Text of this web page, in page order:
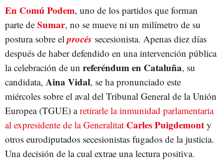
COMUNS CATALUNYA EN COMÚ SUMAR
En Comú Podem, uno de los partidos que forman
parte de Sumar, no se mueve ni un milímetro de su
postura sobre elprocés secesionista. Apenas diez días
después de haber defendido en una intervención pública
la celebración de un referéndum en Cataluña, su
candidata, Aina Vidal, se ha pronunciado este
miércoles sobre el aval del Tribunal General de la Unión
Europea (TGUE) aretirarle la inmunidad parlamentaria
al expresidente de la Generalitat Carles Puigdemont y
otros eurodiputados secesionistas fugados de la justicia.
Una decisión de la cual extrae una lectura positiva.